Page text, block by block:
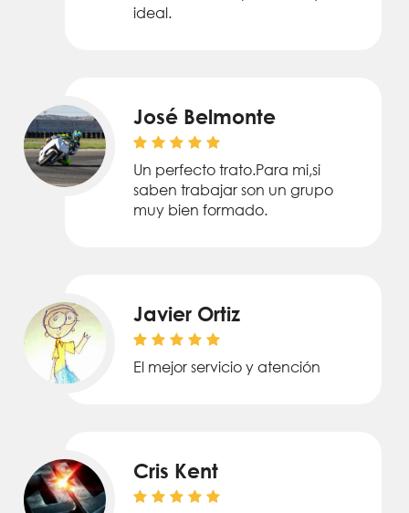
ideal.
José Belmonte
Un perfecto trato.Para mi,si
saben trabajar son un grupo
muy bien formado.
Javier Ortiz
El mejor servicio y atención
Cris Kent